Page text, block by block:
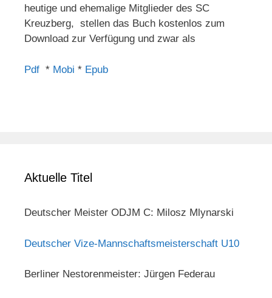
heutige und ehemalige Mitglieder des SC
Kreuzberg, stellen das Buch kostenlos zum
Download zur Verfügung und zwar als
Pdf * Mobi * Epub
Aktuelle Titel
Deutscher Meister ODJM C: Milosz Mlynarski
Deutscher Vize-Mannschaftsmeisterschaft U10
Berliner Nestorenmeister: Jürgen Federau